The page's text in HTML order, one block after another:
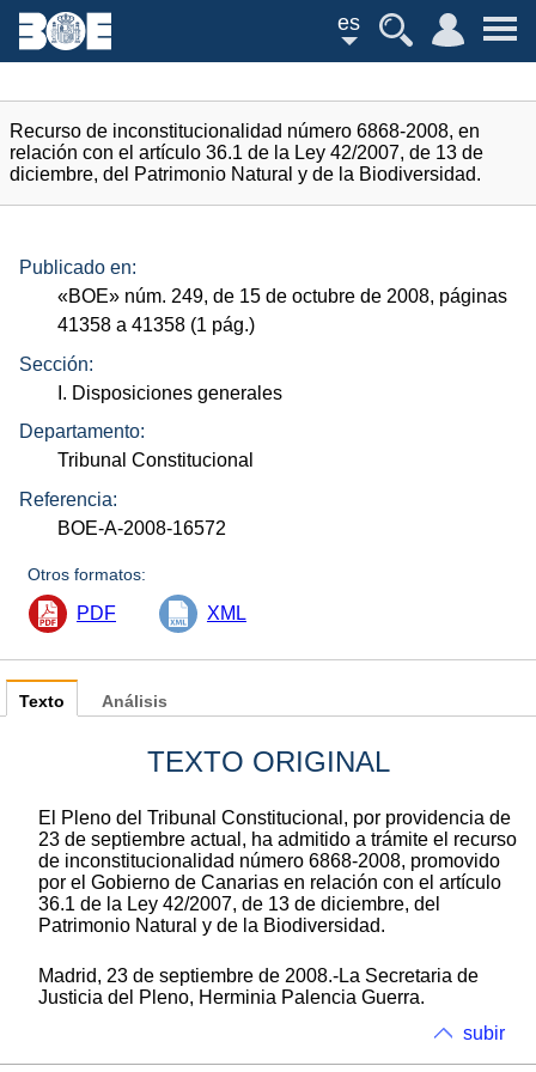
es
Recurso de inconstitucionalidad número 6868-2008, en
relación con el artículo 36.1 de la Ley 42/2007, de 13 de
diciembre, del Patrimonio Natural y de la Biodiversidad.
Publicado en:
«BOE» núm. 249, de 15 de octubre de 2008, páginas
41358 a 41358 (1 pág.)
Sección:
I. Disposiciones generales
Departamento:
Tribunal Constitucional
Referencia:
BOE-A-2008-16572
Otros formatos:
PDF XML
Texto
TEXTO ORIGINAL
El Pleno del Tribunal Constitucional, por providencia de
23 de septiembre actual, ha admitido a trámite el recurso
de inconstitucionalidad número 6868-2008, promovido
por el Gobierno de Canarias en relación con el artículo
36.1 de la Ley 42/2007, de 13 de diciembre, del
Patrimonio Natural y de la Biodiversidad.
Madrid, 23 de septiembre de 2008.-La Secretaria de
Justicia del Pleno, Herminia Palencia Guerra.
Análisis
subir